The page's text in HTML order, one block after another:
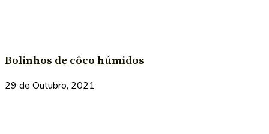
Bolinhos de côco húmidos
29 de Outubro, 2021